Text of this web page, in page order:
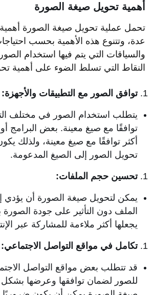
أهمية تحويل صيغة الصورة
تحمل عملية تحويل صيغة الصورة
عدة، وتتنوع هذه الأهمية بحسب
والسياقات التي يتم فيها استخدام
النقاط التي تسلط الضوء على أهمية
توافق الصور مع التطبيقات والأجهزة:
يتطلب استخدام الصور في مختلف
توافقًا مع صيغ معينة. بعض البرامج
أكثر توافقًا مع صيغ معينة، ولذلك
تحويل الصور إلى الصيغ المدعومة.
تحسين حجم الملفات:
يمكن لتحويل صيغة الصورة أن يؤدي
الملف دون التأثير على جودة
يجعلها أكثر ملاءمة للمشاركة عبر
تكامل في مواقع التواصل الاجتماعي:
قد تتطلب بعض مواقع التواصل
للصور لضمان توافقها وعرضها